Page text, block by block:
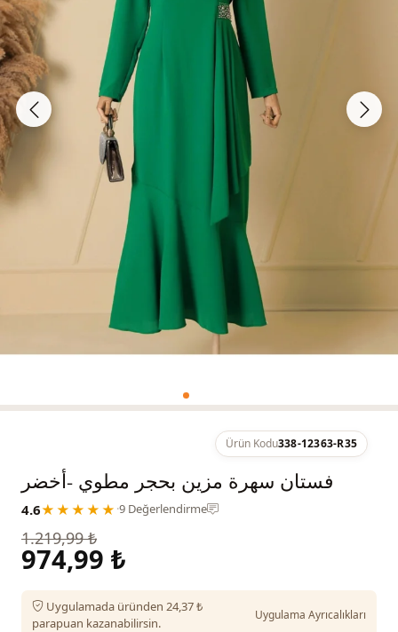
Ürün Kodu338-12363-R35
فستان سهرة مزين بحجر مطوي -أخضر
4.6★★★★★ ·9 Değerlendirme
1.219,99 ₺
974,99 ₺
Uygulamada üründen 24,37 ₺
parapuan kazanabilirsin.
Uygulama Ayrıcalıkları